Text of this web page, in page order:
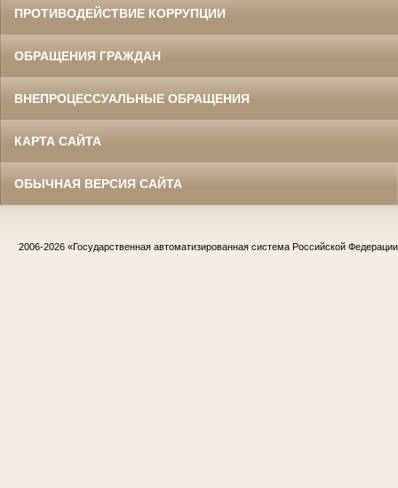
ПРОТИВОДЕЙСТВИЕ КОРРУПЦИИ
ОБРАЩЕНИЯ ГРАЖДАН
ВНЕПРОЦЕССУАЛЬНЫЕ ОБРАЩЕНИЯ
КАРТА САЙТА
ОБЫЧНАЯ ВЕРСИЯ САЙТА
2006-2026 «Государственная автоматизированная система Российской